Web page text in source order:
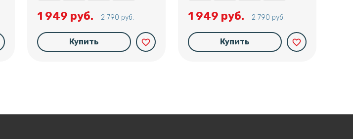
1 949 руб. 2 790 руб.
Купить favorite_border
1 949 руб. 2 790 руб.
Купить favorite_border